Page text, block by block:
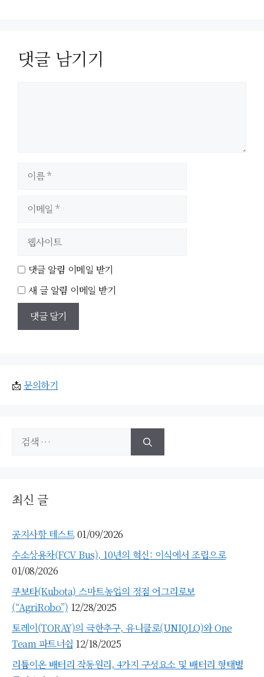
댓글 남기기
이
트
댓글 알림 이메일 받기
새 글 알림 이메일 받기
📩 문의하기
최신 글
공지사항 테스트 01/09/2026
수소상용차(FCV Bus), 10년의 혁신: 이식에서 조립으로
01/08/2026
쿠보타(Kubota) 스마트농업의 정점 어그리로보
(“AgriRobo”) 12/28/2025
토레이(TORAY)의 극한추구, 유니클로(UNIQLO)와 One
Team 파트너쉽 12/18/2025
리튬이온 배터리 작동원리, 4가지 구성요소 및 배터리 형태별